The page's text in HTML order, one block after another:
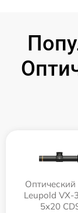
Leupold VX-
5x20